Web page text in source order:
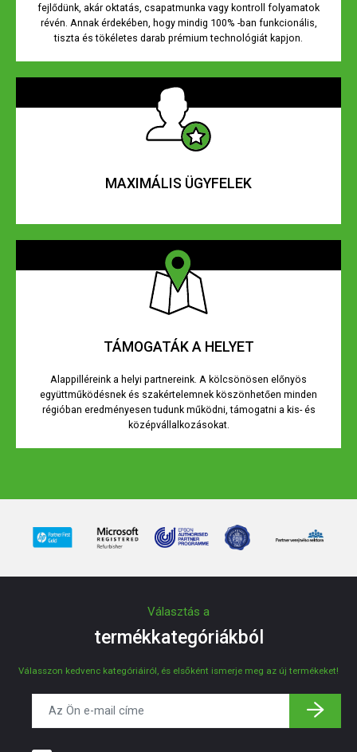
fejlődünk, akár oktatás, csapatmunka vagy kontroll folyamatok
révén. Annak érdekében, hogy mindig 100% -ban funkcionális,
tiszta és tökéletes darab prémium technológiát kapjon.
MAXIMÁLIS ÜGYFELEK
TÁMOGATÁK A HELYET
Alappilléreink a helyi partnereink. A kölcsönösen előnyös
együttműködésnek és szakértelemnek köszönhetően minden
régióban eredményesen tudunk működni, támogatni a kis- és
középvállalkozásokat.
Választás a
termékkategóriákból
Válasszon kedvenc kategóriáiról, és elsőként ismerje meg az új termékeket!